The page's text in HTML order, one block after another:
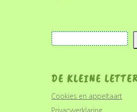
Zoeken
DE KLEINE
Cookies en appeltaart